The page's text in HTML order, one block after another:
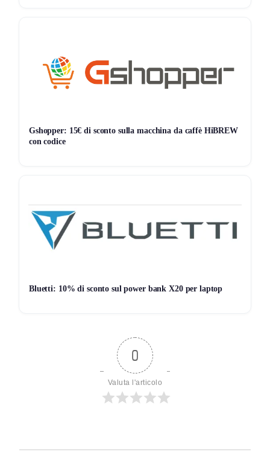
Gshopper: 15€ di sconto sulla macchina da caffè HiBREW
con codice
Bluetti: 10% di sconto sul power bank X20 per laptop
0
Valuta l'articolo